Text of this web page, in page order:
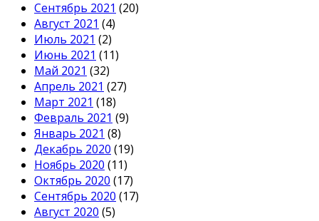
Сентябрь 2021 (20)
Август 2021 (4)
Июль 2021 (2)
Июнь 2021 (11)
Май 2021 (32)
Апрель 2021 (27)
Март 2021 (18)
Февраль 2021 (9)
Январь 2021 (8)
Декабрь 2020 (19)
Ноябрь 2020 (11)
Октябрь 2020 (17)
Сентябрь 2020 (17)
Август 2020 (5)